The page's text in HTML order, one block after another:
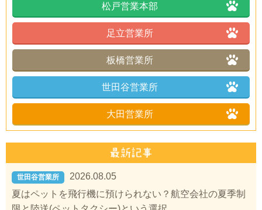
松戸営業本部
足立営業所
板橋営業所
世田谷営業所
大田営業所
世田谷営業所
2026.08.05
夏はペットを飛行機に預けられない？航空会社の夏季制